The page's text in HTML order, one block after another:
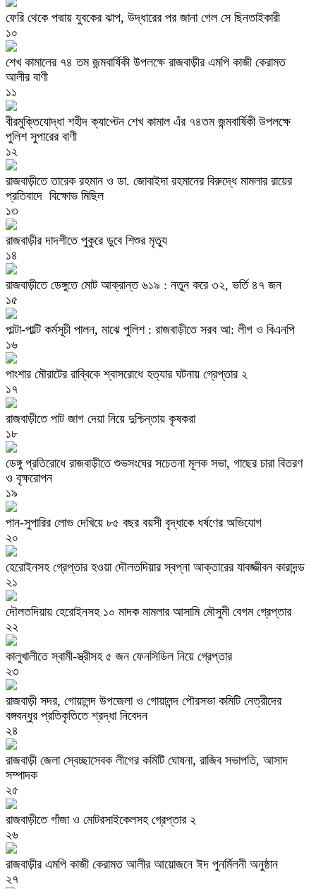
ফেরি থেকে পদ্মায় যুবকের ঝাপ, উদ্ধারের পর জানা গেল সে ছিনতাইকারী
১০
শেখ কামালের ৭৪ তম জন্মবার্ষিকী উপলক্ষে রাজবাড়ীর এমপি কাজী কেরামত
আলীর বাণী
১১
বীরমুক্তিযোদ্ধা শহীদ ক্যাপ্টেন শেখ কামাল এঁর ৭৪তম জন্মবার্ষিকী উপলক্ষে
পুলিশ সুপারের বাণী
১২
রাজবাড়ীতে তারেক রহমান ও ডা. জোবাইদা রহমানের বিরুদ্ধে মামলার রায়ের
প্রতিবাদে বিক্ষোভ মিছিল
১৩
রাজবাড়ীর দাদশীতে পুকুরে ডুবে শিশুর মৃত্যু
১৪
রাজবাড়ীতে ডেঙ্গুতে মোট আক্রান্ত ৬১৯ : নতুন করে ৩২, ভর্তি ৪৭ জন
১৫
পাল্টা-পাল্টি কর্মসূচী পালন, মাঝে পুলিশ : রাজবাড়ীতে সরব আ: লীগ ও বিএনপি
১৬
পাংশার মৌরাটের রাব্বিকে শ্বাসরোধে হত্যার ঘটনায় গ্রেপ্তার ২
১৭
রাজবাড়ীতে পাট জাগ দেয়া নিয়ে দুশ্চিন্তায় কৃষকরা
১৮
ডেঙ্গু প্রতিরোধে রাজবাড়ীতে শুভসংঘের সচেতনা মূলক সভা, গাছের চারা বিতরণ
ও বৃক্ষরোপন
১৯
পান-সুপারির লোভ দেখিয়ে ৮৫ বছর বয়সী বৃদ্ধাকে ধর্ষণের অভিযোগ
২০
হেরোইনসহ গ্রেপ্তার হওয়া দৌলতদিয়ার স্বপ্না আক্তারের যাবজ্জীবন কারাদন্ড
২১
দৌলতদিয়ায় হেরোইনসহ ১০ মাদক মামলার আসামি মৌসুমী বেগম গ্রেপ্তার
২২
কালুখালীতে স্বামী-স্ত্রীসহ ৫ জন ফেনসিডিল নিয়ে গ্রেপ্তার
২৩
রাজবাড়ী সদর, গোয়ালন্দ উপজেলা ও গোয়ালন্দ পৌরসভা কমিটি নেত্রীদের
বঙ্গবন্ধুর প্রতিকৃতিতে শ্রদ্ধা নিবেদন
২৪
রাজবাড়ী জেলা স্বেচ্ছাসেবক লীগের কমিটি ঘোষনা, রাজিব সভাপতি, আসাদ
সম্পাদক
২৫
রাজবাড়ীতে গাঁজা ও মোটরসাইকেলসহ গ্রেপ্তার ২
২৬
রাজবাড়ীর এমপি কাজী কেরামত আলীর আয়োজনে ঈদ পুনর্মিলনী অনুষ্ঠান
২৭